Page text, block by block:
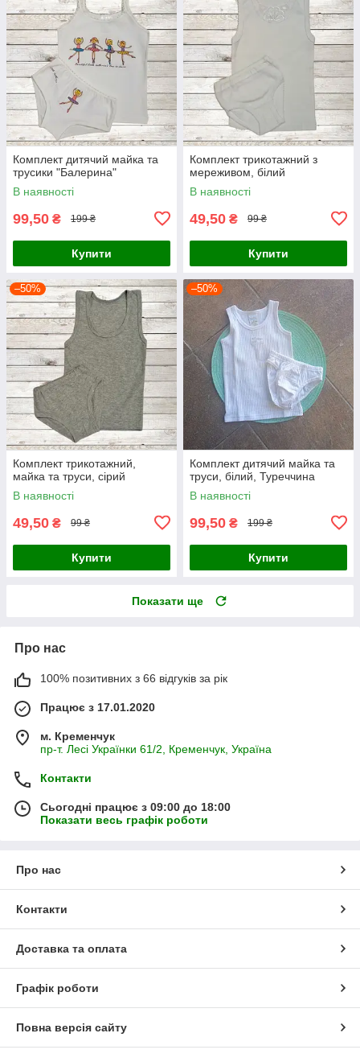
Комплект дитячий майка та
трусики "Балерина"
В наявності
99,50 ₴ 199 ₴
Купити
Комплект трикотажний з
мереживом, білий
В наявності
49,50 ₴ 99 ₴
Купити
–50%
Комплект трикотажний,
майка та труси, сірий
В наявності
49,50 ₴ 99 ₴
Купити
–50%
Комплект дитячий майка та
труси, білий, Туреччина
В наявності
99,50 ₴ 199 ₴
Купити
Показати ще
Про нас
100% позитивних з 66 відгуків за рік
Працює з 17.01.2020
м. Кременчук
пр-т. Лесі Українки 61/2, Кременчук, Україна
Контакти
Сьогодні працює з 09:00 до 18:00
Показати весь графік роботи
Про нас
Контакти
Доставка та оплата
Графік роботи
Повна версія сайту